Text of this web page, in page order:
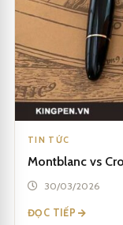
TIN TỨC
Montblanc vs
30/03/2026
ĐỌC TIẾP